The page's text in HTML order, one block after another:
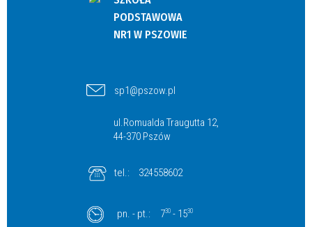
PODSTAWOWA
NR1 W PSZOWIE
sp1@pszow.pl
ul.Romualda Traugutta 12,
44-370 Pszów
tel.: 324558602
pn. - pt.: 730 - 1530